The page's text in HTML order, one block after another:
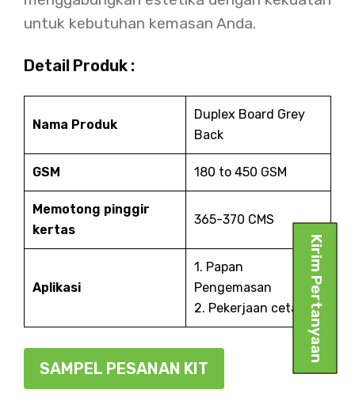
untuk kebutuhan kemasan Anda.
Detail Produk :
Nama Produk
Duplex Board Grey
Back
GSM 180 to 450 GSM
Memotong pinggir
kertas
365-370 CMS
Aplikasi
1. Papan
Pengemasan
2. Pekerjaan cetak
SAMPEL PESANAN KIT
Kirim Pertanyaan